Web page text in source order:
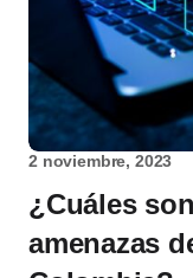
2 noviembre, 2023
¿Cuáles
amenazas